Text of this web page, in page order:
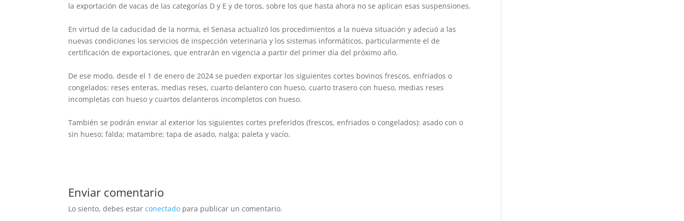
la exportación de vacas de las categorías D y E y de toros, sobre los que hasta ahora no se aplican esas suspensiones.
En virtud de la caducidad de la norma, el Senasa actualizó los procedimientos a la nueva situación y adecuó a las
nuevas condiciones los servicios de inspección veterinaria y los sistemas informáticos, particularmente el de
certificación de exportaciones, que entrarán en vigencia a partir del primer día del próximo año.
De ese modo, desde el 1 de enero de 2024 se pueden exportar los siguientes cortes bovinos frescos, enfriados o
congelados: reses enteras, medias reses, cuarto delantero con hueso, cuarto trasero con hueso, medias reses
incompletas con hueso y cuartos delanteros incompletos con hueso.
También se podrán enviar al exterior los siguientes cortes preferidos (frescos, enfriados o congelados): asado con o
sin hueso; falda; matambre; tapa de asado, nalga; paleta y vacío.
Enviar comentario
Lo siento, debes estarconectado para publicar un comentario.